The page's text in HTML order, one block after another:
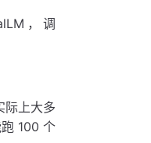
，调
际上大多
100 个